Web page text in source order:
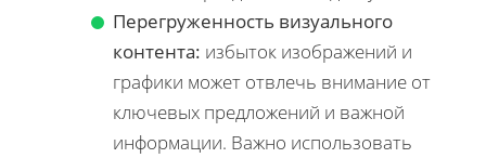
Перегруженность визуального
контента: избыток изображений и
графики может отвлечь внимание от
ключевых предложений и важной
информации. Важно использовать